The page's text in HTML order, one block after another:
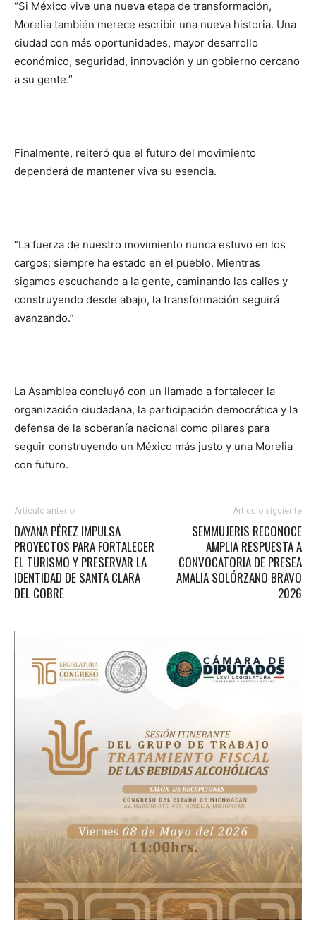
“Si México vive una nueva etapa de transformación,
Morelia también merece escribir una nueva historia. Una
ciudad con más oportunidades, mayor desarrollo
económico, seguridad, innovación y un gobierno cercano
a su gente.”
Finalmente, reiteró que el futuro del movimiento
dependerá de mantener viva su esencia.
“La fuerza de nuestro movimiento nunca estuvo en los
cargos; siempre ha estado en el pueblo. Mientras
sigamos escuchando a la gente, caminando las calles y
construyendo desde abajo, la transformación seguirá
avanzando.”
La Asamblea concluyó con un llamado a fortalecer la
organización ciudadana, la participación democrática y la
defensa de la soberanía nacional como pilares para
seguir construyendo un México más justo y una Morelia
con futuro.
Artículo anterior
DAYANA PÉREZ IMPULSA
PROYECTOS PARA FORTALECER
EL TURISMO Y PRESERVAR LA
IDENTIDAD DE SANTA CLARA
DEL COBRE
Artículo siguiente
SEMMUJERIS RECONOCE
AMPLIA RESPUESTA A
CONVOCATORIA DE PRESEA
AMALIA SOLÓRZANO BRAVO
2026